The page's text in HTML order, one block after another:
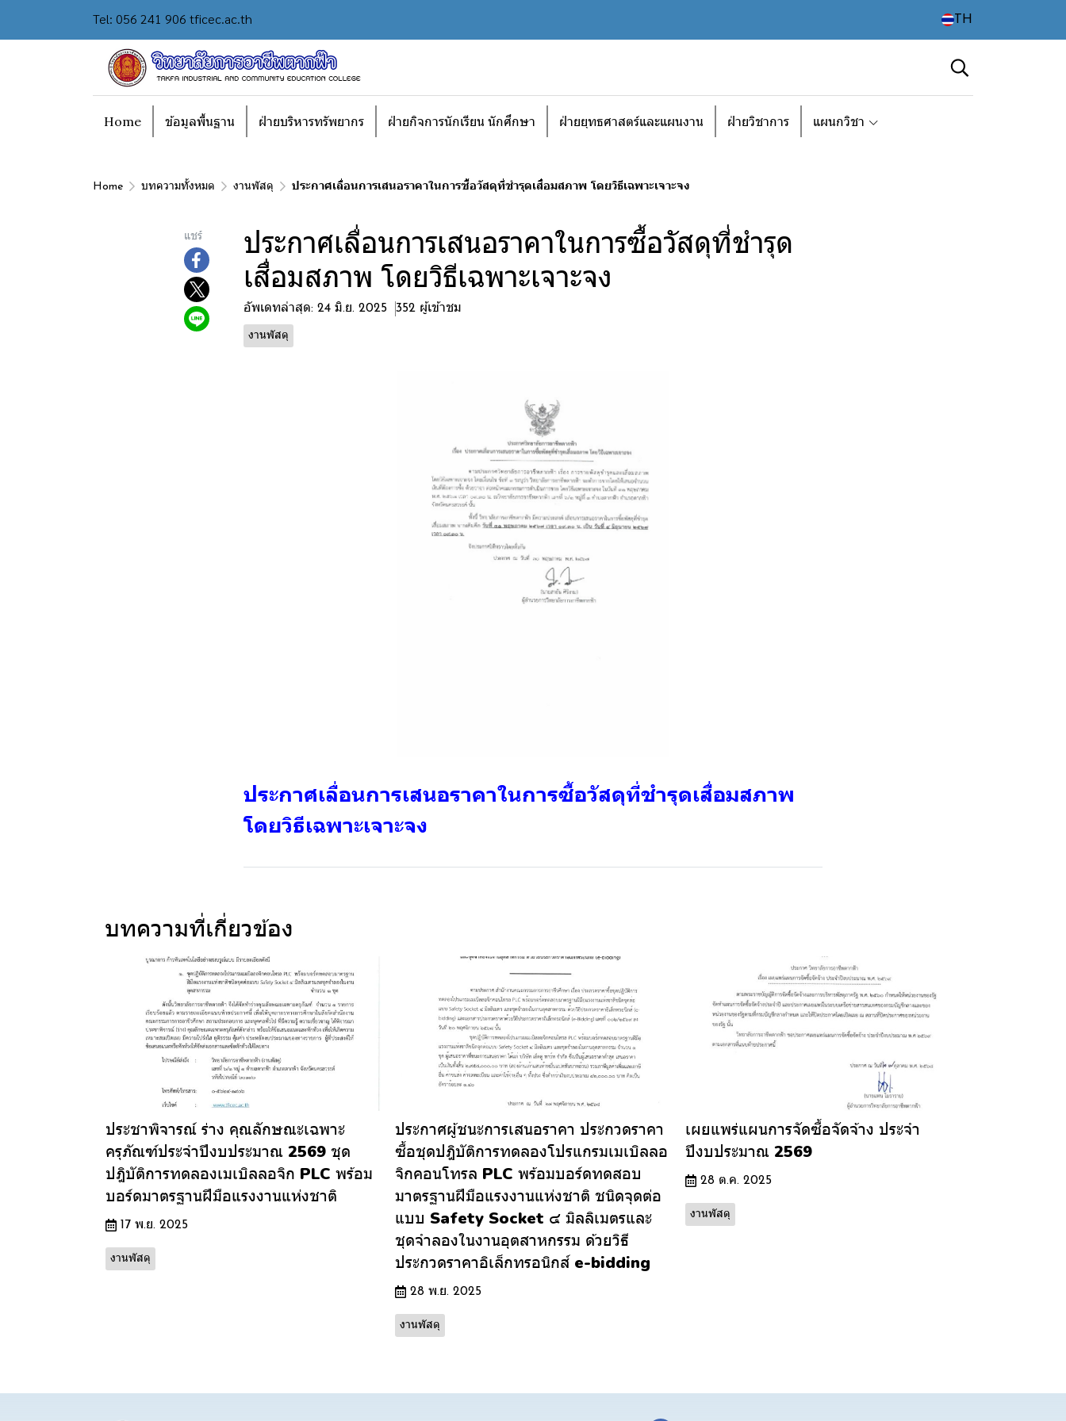
Tel: 056 241 906 tficec.ac.th TH
Home ข้อมูลพื้นฐาน ฝ่ายบริหารทรัพยากร ฝ่ายกิจการนักเรียน นักศึกษา ฝ่ายยุทธศาสตร์และแผนงาน ฝ่ายวิชาการ แผนกวิชา
Home บทความทั้งหมด งานพัสดุ ประกาศเลื่อนการเสนอราคาในการซื้อวัสดุที่ชำรุดเสื่อมสภาพ โดยวิธีเฉพาะเจาะจง
แชร์
ประกาศเลื่อนการเสนอราคาในการซื้อวัสดุที่ชำรุด
เสื่อมสภาพ โดยวิธีเฉพาะเจาะจง
อัพเดทล่าสุด: 24 มิ.ย. 2025 352 ผู้เข้าชม
งานพัสดุ
ประกาศเลื่อนการเสนอราคาในการซื้อวัสดุที่ชำรุดเสื่อมสภาพ
โดยวิธีเฉพาะเจาะจง
บทความที่เกี่ยวข้อง
ประชาพิจารณ์ ร่าง คุณลักษณะเฉพาะ
ครุภัณฑ์ประจำปีงบประมาณ 2569 ชุด
ปฎิบัติการทดลองเมเบิลลอจิก PLC พร้อม
บอร์ดมาตรฐานฝีมือแรงงานแห่งชาติ
17 พ.ย. 2025
งานพัสดุ
ประกาศผู้ชนะการเสนอราคา ประกวดราคา
ซื้อชุดปฎิบัติการทดลองโปรแกรมเมเบิลลอ
จิกคอนโทรล PLC พร้อมบอร์ดทดสอบ
มาตรฐานฝีมือแรงงานแห่งชาติ ชนิดจุดต่อ
แบบ Safety Socket ๔ มิลลิเมตรและ
ชุดจำลองในงานอุตสาหกรรม ด้วยวิธี
ประกวดราคาอิเล็กทรอนิกส์ e-bidding
28 พ.ย. 2025
งานพัสดุ
เผยแพร่แผนการจัดซื้อจัดจ้าง ประจำ
ปีงบประมาณ 2569
28 ต.ค. 2025
งานพัสดุ